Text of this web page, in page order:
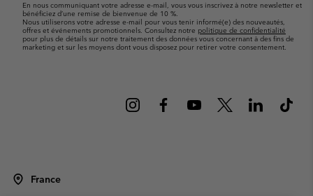
En nous communiquant votre adresse e-mail, vous vous inscrivez à notre newsletter et
bénéficiez d’une remise de bienvenue de 10 %.
Nous utiliserons votre adresse e-mail pour vous tenir informé(e) des nouveautés,
offres et événements promotionnels. Consultez notre politique de confidentialité
pour plus de détails sur notre traitement des données vous concernant à des fins de
marketing et sur les moyens dont vous disposez pour retirer votre consentement.
France